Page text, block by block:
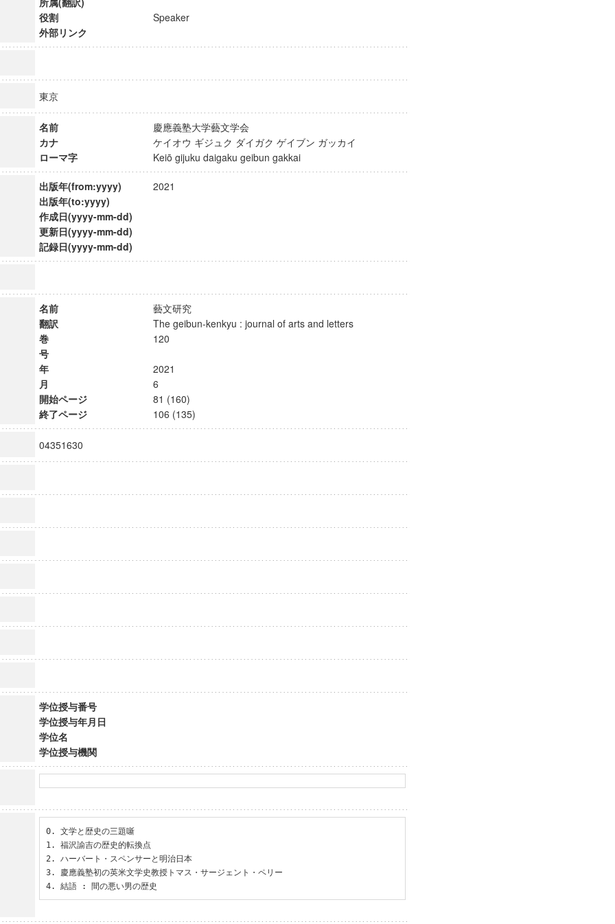
役割
Speaker
外部リンク
東京
名前
慶應義塾大学藝文学会
カナ
ケイオウ ギジュク ダイガク ゲイブン ガッカイ
ローマ字
Keiō gijuku daigaku geibun gakkai
出版年(from:yyyy)
2021
出版年(to:yyyy)
作成日(yyyy-mm-dd)
更新日(yyyy-mm-dd)
記録日(yyyy-mm-dd)
名前
藝文研究
翻訳
The geibun-kenkyu : journal of arts and letters
巻
120
号
年
2021
月
6
開始ページ
81 (160)
終了ページ
106 (135)
04351630
学位授与番号
学位授与年月日
学位名
学位授与機関
0. 文学と歴史の三題噺
1. 福沢諭吉の歴史的転換点
2. ハーバート・スペンサーと明治日本
3. 慶應義塾初の英米文学史教授トマス・サージェント・ペリー
4. 結語 : 間の悪い男の歴史